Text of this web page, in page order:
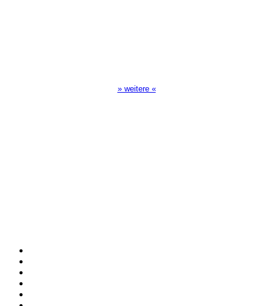
» weitere «